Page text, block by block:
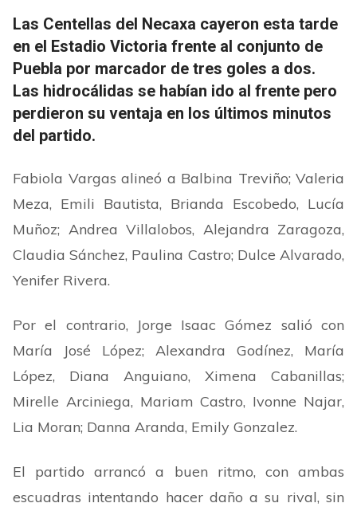
Las Centellas del Necaxa cayeron esta tarde
en el Estadio Victoria frente al conjunto de
Puebla por marcador de tres goles a dos.
Las hidrocálidas se habían ido al frente pero
perdieron su ventaja en los últimos minutos
del partido.
Fabiola Vargas alineó a Balbina Treviño; Valeria
Meza, Emili Bautista, Brianda Escobedo, Lucía
Muñoz; Andrea Villalobos, Alejandra Zaragoza,
Claudia Sánchez, Paulina Castro; Dulce Alvarado,
Yenifer Rivera.
Por el contrario, Jorge Isaac Gómez salió con
María José López; Alexandra Godínez, María
López, Diana Anguiano, Ximena Cabanillas;
Mirelle Arciniega, Mariam Castro, Ivonne Najar,
Lia Moran; Danna Aranda, Emily Gonzalez.
El partido arrancó a buen ritmo, con ambas
escuadras intentando hacer daño a su rival, sin